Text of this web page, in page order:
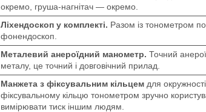
окремо, груша-нагнітач — окремо.
Ліхендоскоп у комплекті. Разом із тонометром
фонендоскоп.
Металевий анероїдний манометр. Точний
металу, це точний і довговічний прилад.
Манжета з фіксувальним кільцем для
фіксувальному кільцю тонометром зручно
вимірювати тиск іншим людям.